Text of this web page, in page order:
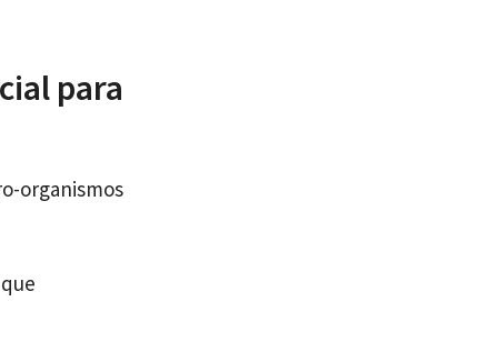
para
organismos